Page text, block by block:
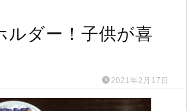
ルダー！子供が喜
2021年2月17日